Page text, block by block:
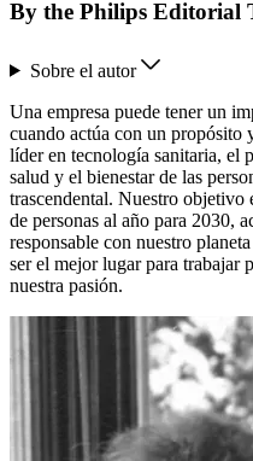
By the Philips Editorial
Sobre el autor
Una empresa puede tener un
cuando actúa con un propósito
líder en tecnología sanitaria, el
salud y el bienestar de las
trascendental. Nuestro
de personas al año para 2030,
responsable con nuestro
ser el mejor lugar para trabajar
nuestra pasión.